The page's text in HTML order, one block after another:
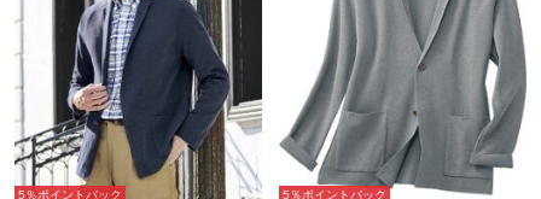
5％ポイントバック 5％ポイントバック